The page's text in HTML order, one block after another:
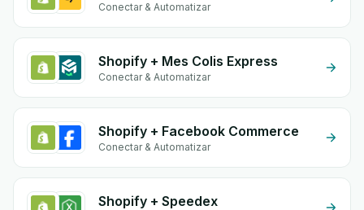
Conectar & Automatizar
Shopify + Mes Colis Express
Conectar & Automatizar
Shopify + Facebook Commerce
Conectar & Automatizar
Shopify + Speedex